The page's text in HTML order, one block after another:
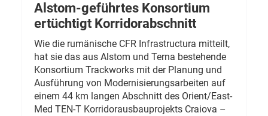
Alstom-geführtes Konsortium
ertüchtigt Korridorabschnitt
Wie die rumänische CFR Infrastructura mitteilt,
hat sie das aus Alstom und Terna bestehende
Konsortium Trackworks mit der Planung und
Ausführung von Modernisierungsarbeiten auf
einem 44 km langen Abschnitt des Orient/East-
Med TEN-T Korridorausbauprojekts Craiova –